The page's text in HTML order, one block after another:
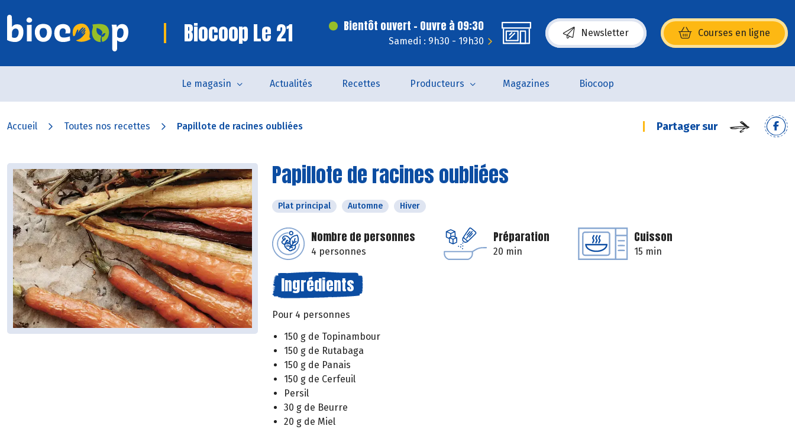
Biocoop Le 21 Bientôt ouvert - Ouvre à 09:30
Samedi : 9h30 - 19h30
Newsletter Courses en ligne
(s’ouvre dans une nouvelle fenêtre)
Le magasin Actualités Recettes Producteurs Magazines Biocoop
Accueil Toutes nos recettes Papillote de racines oubliées Partager sur
Papillote de racines oubliées
Plat principal Automne Hiver
Nombre de personnes
4 personnes
Préparation
20 min
Cuisson
15 min
Ingrédients
Pour 4 personnes
150 g de Topinambour
150 g de Rutabaga
150 g de Panais
150 g de Cerfeuil
Persil
30 g de Beurre
20 g de Miel